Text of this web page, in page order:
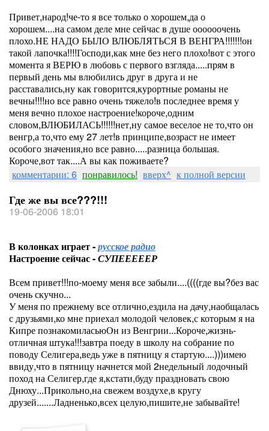
Привет,народ!че-то я все только о хорошем,да о
хорошем....на самом деле мне сейчас в душе оооооочень
плохо.НЕ НАДО БЫЛО ВЛЮБЛЯТЬСЯ В ВЕНГРА!!!!!!!он
такой лапочка!!!!Господи,как мне без него плохо!вот с этого
момента я ВЕРЮ в любовь с первого взгляда.....прям в
первый день мы влюбились друг в друга и не
расставались,ну как говорится,курортные романы не
вечны!!!!но все равно очень тяжело!в последнее время у
меня вечно плохое настроение!короче,одним
словом,ВЛЮБИЛАСЬ!!!!!!нет,ну самое веселое не то,что он
венгр,а то,что ему 27 лет!в принципе,возраст не имеет
особого значения,но все равно.....разница большая.
Короче,вот так....А вы как поживаете?
комментарии: 6 понравилось! вверх^ к полной версии
Где же вы все???!!!
19-06-2006 18:01
В колонках играет -русское радио
Настроение сейчас -СУПЕЕЕЕЕР
Всем привет!!!по-моему меня все забыли....((((где вы?без вас
очень скучно...
У меня по прежнему все отлично,ездила на дачу,наобщалась
с друзьями,ко мне приехал молодой человек,с которым я на
Кипре познакомиласьюОн из Венгрии...Короче,жизнь-
отличная штука!!!завтра поеду в школу на собрание по
поводу Селигера,ведь уже в пятницу я стартую....)))имею
ввиду,что в пятницу начнется мой 2недельный лодочный
поход на Селигер,где я,кстати,буду праздновать свою
Днюху...Прикольно,на свежем воздухе,в кругу
друзей.......Ладненько,всех целую,пишите,не забывайте!